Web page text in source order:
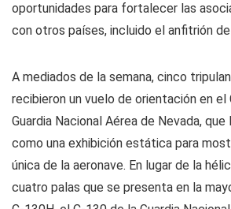
oportunidades para fortalecer las
con otros países, incluido el anfitrión de
A mediados de la semana, cinco
recibieron un vuelo de orientación en el
Guardia Nacional Aérea de Nevada, que
como una exhibición estática para
única de la aeronave. En lugar de la
cuatro palas que se presenta en la